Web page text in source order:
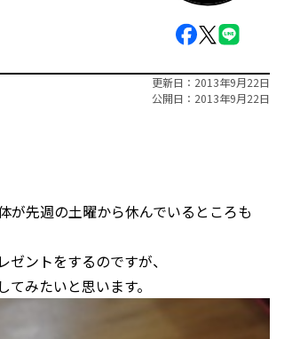
更新日
2013年9月22日
公開日
2013年9月22日
が先週の土曜から休んでいるところも
ントをするのですが、
みたいと思います。